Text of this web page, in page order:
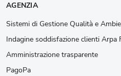
AGENZIA
Sistemi di Gestione Qualità e
Indagine soddisfazione clienti Arpa
Amministrazione trasparente
PagoPa